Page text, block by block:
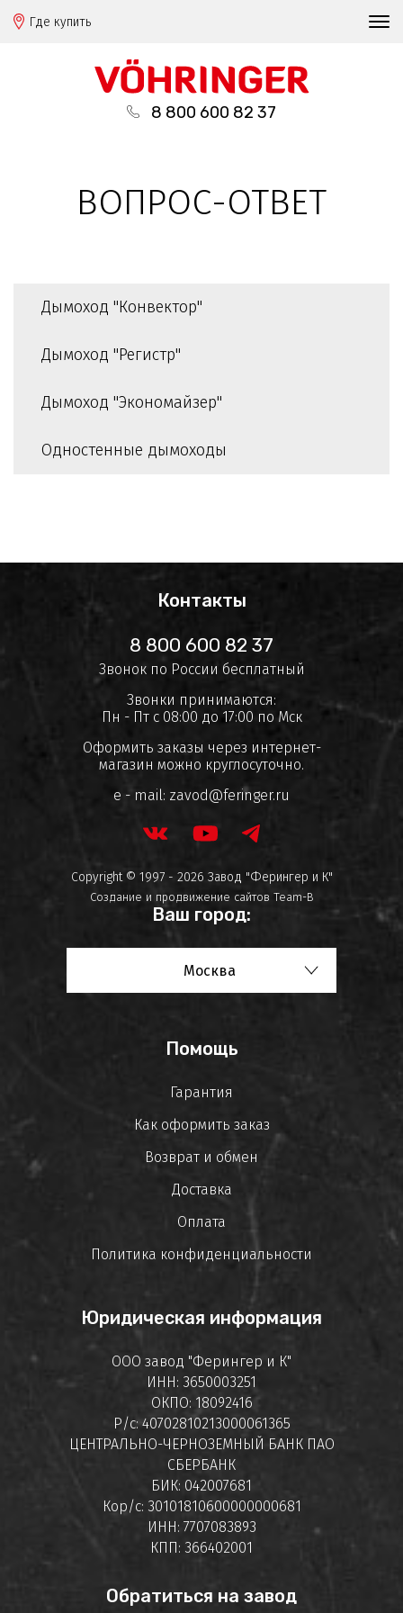
Где купить
8 800 600 82 37
ВОПРОС-ОТВЕТ
Дымоход "Конвектор"
Дымоход "Регистр"
Дымоход "Экономайзер"
Одностенные дымоходы
Контакты
8 800 600 82 37
Звонок по России бесплатный
Звонки принимаются:
Пн - Пт с 08:00 до 17:00 по Мск
Оформить заказы через интернет-
магазин можно круглосуточно.
e - mail: zavod@feringer.ru
Copyright © 1997 - 2026 Завод "Ферингер и К"
Создание и продвижение сайтов Team-B
Ваш город:
Москва
Помощь
Гарантия
Как оформить заказ
Возврат и обмен
Доставка
Оплата
Политика конфиденциальности
Юридическая информация
ООО завод "Ферингер и К"
ИНН: 3650003251
ОКПО: 18092416
Р/с: 40702810213000061365
ЦЕНТРАЛЬНО-ЧЕРНОЗЕМНЫЙ БАНК ПАО
СБЕРБАНК
БИК: 042007681
Кор/с: 30101810600000000681
ИНН: 7707083893
КПП: 366402001
Обратиться на завод